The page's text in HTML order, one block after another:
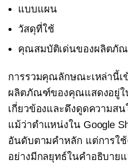
แบบแผน
วัสดุที่ใช้
คุณสมบัติเด่นของผลิตภั
การรวมคุณลักษณะเหล่านี้เ
ผลิตภัณฑ์ของคุณแสดงอยู่ใ
เกี่ยวข้องและดึงดูดความส
แม้ว่าตำแหน่งใน Google
อันดับตามคำหลัก แต่การใ
อย่างมีกลยุทธ์ในคำอธิบา